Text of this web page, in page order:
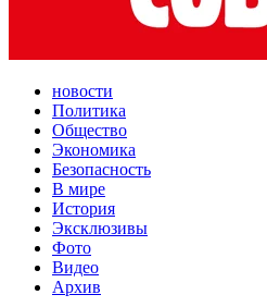
новости
Политика
Общество
Экономика
Безопасность
В мире
История
Эксклюзивы
Фото
Видео
Архив